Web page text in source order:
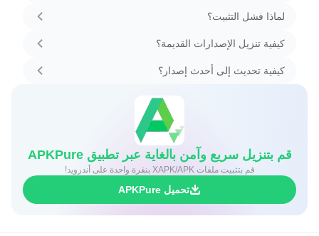
لماذا فشل التثبيت؟
كيفية تنزيل الإصدارات القديمة؟
كيفية تحديث إلى أحدث إصدار؟
قم بتنزيل سريع وآمن بالغاية عبر تطبيق APKPure
قم بتثبيت ملفات XAPK/APK بنقرة واحدة على أندرويد!
تحميل APKPure